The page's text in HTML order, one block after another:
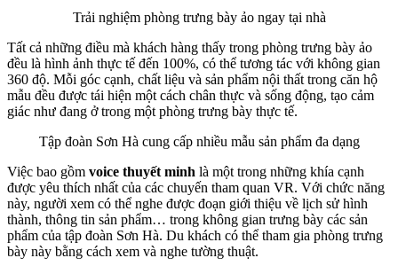
Trải nghiệm phòng trưng bày ảo ngay tại nhà
Tất cả những điều mà khách hàng thấy trong phòng trưng bày ảo
đều là hình ảnh thực tế đến 100%, có thể tương tác với không gian
360 độ. Mỗi góc cạnh, chất liệu và sản phẩm nội thất trong căn hộ
mẫu đều được tái hiện một cách chân thực và sống động, tạo cảm
giác như đang ở trong một phòng trưng bày thực tế.
Tập đoàn Sơn Hà cung cấp nhiều mẫu sản phẩm đa dạng
Việc bao gồm voice thuyết minh là một trong những khía cạnh
được yêu thích nhất của các chuyến tham quan VR. Với chức năng
này, người xem có thể nghe được đoạn giới thiệu về lịch sử hình
thành, thông tin sản phẩm… trong không gian trưng bày các sản
phẩm của tập đoàn Sơn Hà. Du khách có thể tham gia phòng trưng
bày này bằng cách xem và nghe tường thuật.